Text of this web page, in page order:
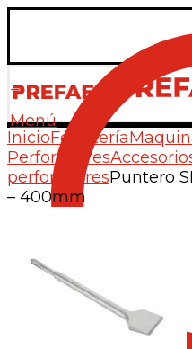
Menú
InicioFerretería
Perforadores
perforadoresPuntero
– 400mm